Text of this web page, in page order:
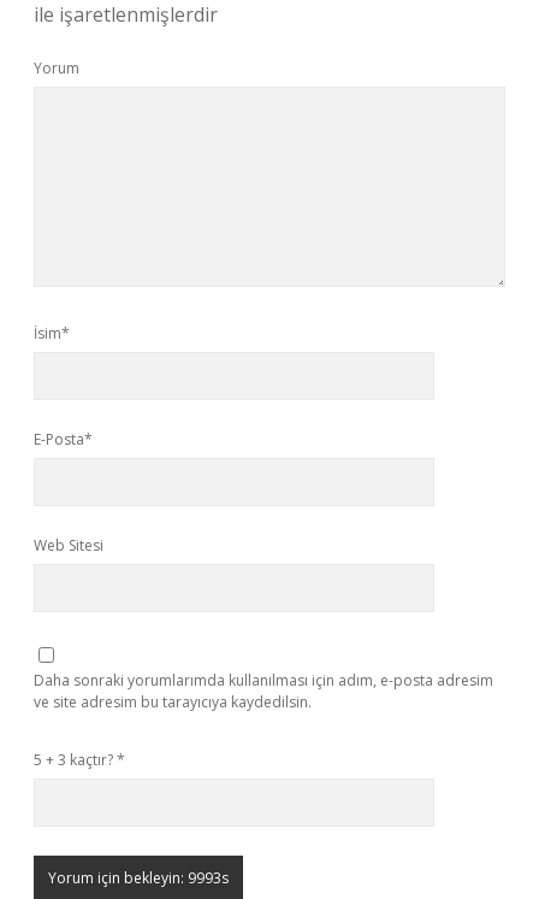
ile işaretlenmişlerdir
Yorum
İsim*
E-Posta*
Web Sitesi
Daha sonraki yorumlarımda kullanılması için adım, e-posta adresim
ve site adresim bu tarayıcıya kaydedilsin.
5 + 3 kaçtır?*